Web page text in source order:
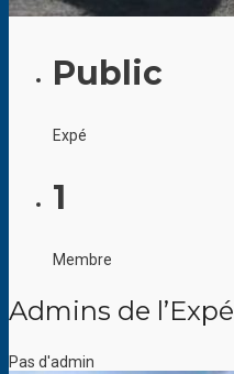
Public
Expé
1
Membre
Admins de l’Expé
Pas d'admin